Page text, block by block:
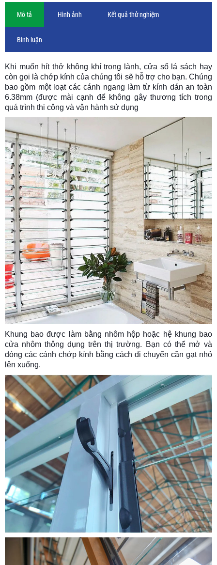
Mô tả Hình ảnh Kết quả thử nghiệm
Bình luận
Khi muốn hít thở không khí trong lành, cửa sổ lá sách hay
còn gọi là chớp kính của chúng tôi sẽ hỗ trợ cho bạn. Chúng
bao gồm một loạt các cánh ngang làm từ kính dán an toàn
6.38mm (được mài cạnh để không gây thương tích trong
quá trình thi công và vận hành sử dụng
Khung bao được làm bằng nhôm hộp hoặc hệ khung bao
cửa nhôm thông dụng trên thị trường. Bạn có thể mở và
đóng các cánh chớp kính bằng cách di chuyển cần gạt nhỏ
lên xuống.